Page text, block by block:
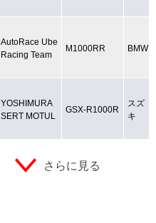
AutoRace Ube
Racing Team
M1000RR BMW
YOSHIMURA
SERT MOTUL
GSX-R1000R
スズ
キ
さらに見る